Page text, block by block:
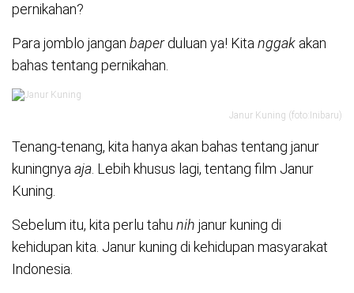
pernikahan?
Para jomblo jangan baperduluan ya! Kita nggak akan
bahas tentang pernikahan.
Janur Kuning (foto:Inibaru)
Tenang-tenang, kita hanya akan bahas tentang janur
kuningnya aja . Lebih khusus lagi, tentang film Janur
Kuning.
Sebelum itu, kita perlu tahu nih janur kuning di
kehidupan kita. Janur kuning di kehidupan masyarakat
Indonesia.